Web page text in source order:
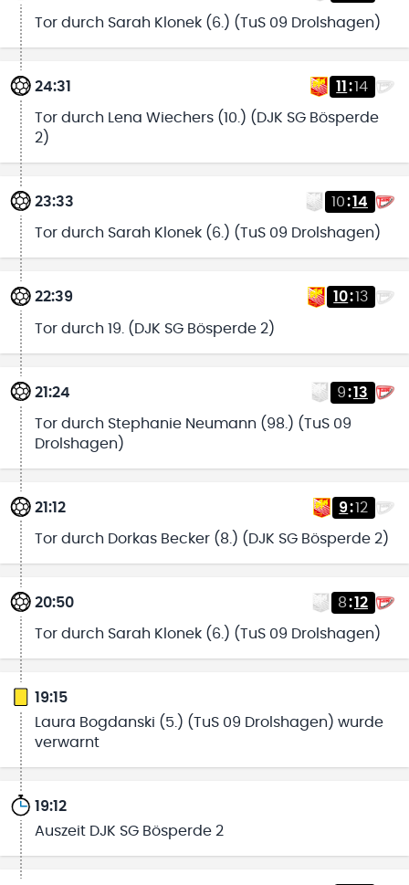
Tor durch Sarah Klonek (6.) (TuS 09 Drolshagen)
24:31 11 :14
Tor durch Lena Wiechers (10.) (DJK SG Bösperde
2)
23:33 10:14
Tor durch Sarah Klonek (6.) (TuS 09 Drolshagen)
22:39 10:13
Tor durch 19. (DJK SG Bösperde 2)
21:24 9:13
Tor durch Stephanie Neumann (98.) (TuS 09
Drolshagen)
21:12 9:12
Tor durch Dorkas Becker (8.) (DJK SG Bösperde 2)
20:50 8:12
Tor durch Sarah Klonek (6.) (TuS 09 Drolshagen)
19:15
Laura Bogdanski (5.) (TuS 09 Drolshagen) wurde
verwarnt
19:12
Auszeit DJK SG Bösperde 2